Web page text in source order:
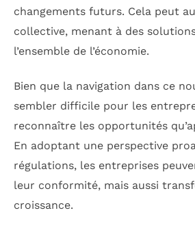
changements futurs. Cela peut
collective, menant à des
l’ensemble de l’économie.
Bien que la navigation dans ce
sembler difficile pour les
reconnaître les opportunités
En adoptant une perspective
régulations, les entreprises
leur conformité, mais aussi
croissance.